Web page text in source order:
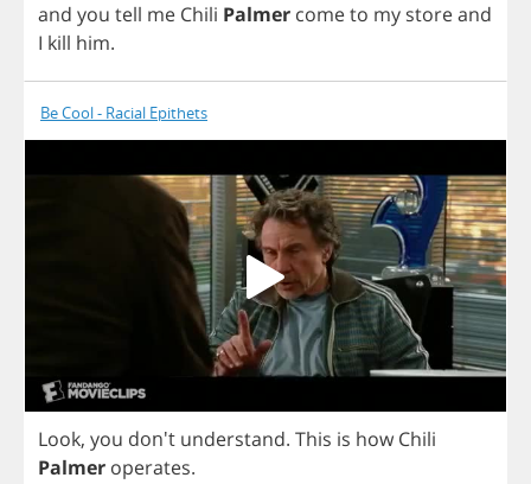
and you tell me Chili Palmer cometo my storeand
I kill him.
Be Cool - Racial Epithets
Look, you don't understand. This is how Chili
Palmer operates.